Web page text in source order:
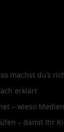
machst du’s
erklärt
– wieso
– damit Ihr